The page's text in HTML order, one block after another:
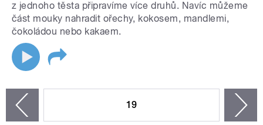
z jednoho těsta připravíme více druhů. Navíc můžeme
část mouky nahradit ořechy, kokosem, mandlemi,
čokoládou nebo kakaem.
19